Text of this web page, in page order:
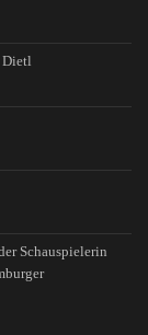
Dietl
Schauspielerin